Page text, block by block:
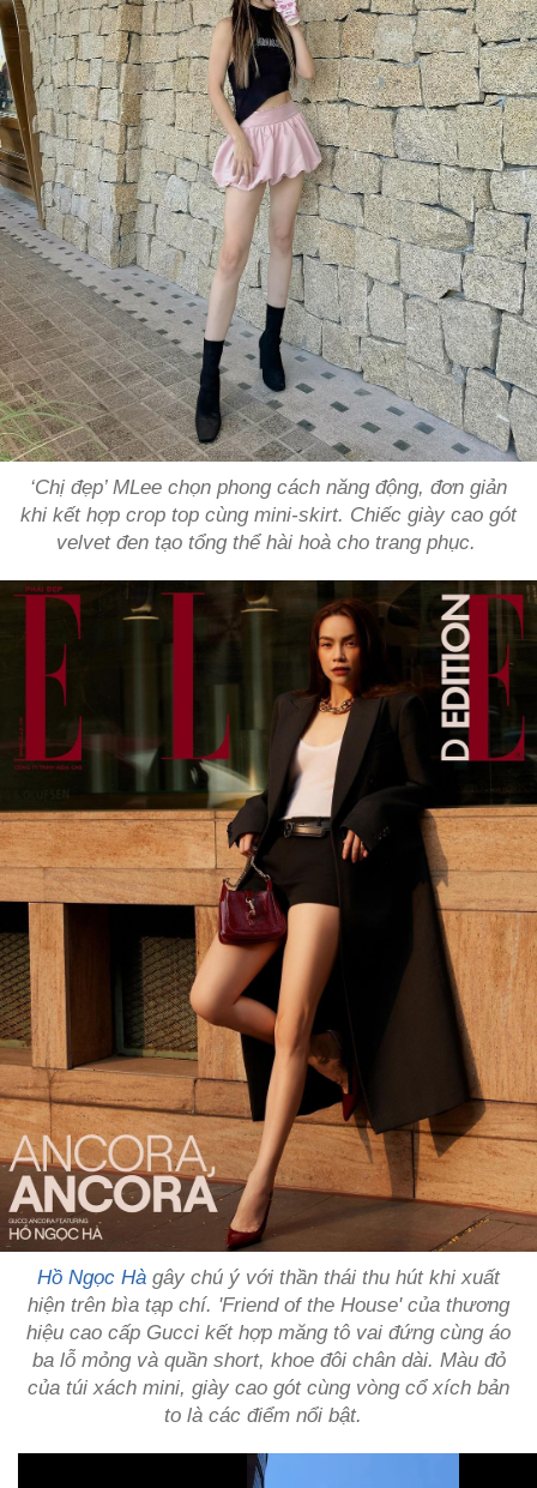
‘Chị đẹp’ MLee chọn phong cách năng động, đơn giản
khi kết hợp crop top cùng mini-skirt. Chiếc giày cao gót
velvet đen tạo tổng thể hài hoà cho trang phục.
Hồ Ngọc Hà gây chú ý với thần thái thu hút khi xuất
hiện trên bìa tạp chí. 'Friend of the House' của thương
hiệu cao cấp Gucci kết hợp măng tô vai đứng cùng áo
ba lỗ mỏng và quần short, khoe đôi chân dài. Màu đỏ
của túi xách mini, giày cao gót cùng vòng cổ xích bản
to là các điểm nổi bật.